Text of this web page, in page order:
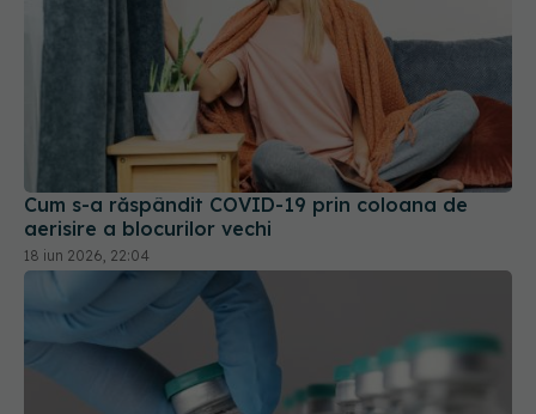
Cum s-a răspândit COVID-19 prin coloana de
aerisire a blocurilor vechi
18 iun 2026, 22:04